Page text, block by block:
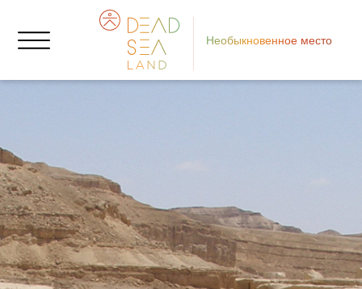
Необыкновенное место